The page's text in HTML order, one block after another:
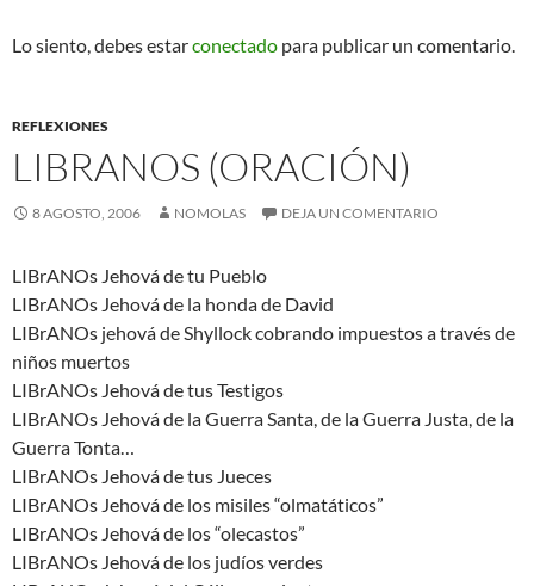
Lo siento, debes estarconectado para publicar un comentario.
REFLEXIONES
LIBRANOS (ORACIÓN)
8 AGOSTO, 2006 NOMOLAS DEJA UN COMENTARIO
LIBrANOs Jehová de tu Pueblo
LIBrANOs Jehová de la honda de David
LIBrANOs jehová de Shyllock cobrando impuestos a través de
niños muertos
LIBrANOs Jehová de tus Testigos
LIBrANOs Jehová de la Guerra Santa, de la Guerra Justa, de la
Guerra Tonta…
LIBrANOs Jehová de tus Jueces
LIBrANOs Jehová de los misiles “olmatáticos”
LIBrANOs Jehová de los “olecastos”
LIBrANOs Jehová de los judíos verdes